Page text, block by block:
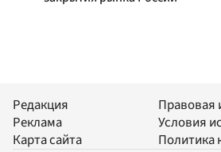
Редакция
Реклама
Карта сайта
Правовая
Условия
Политика